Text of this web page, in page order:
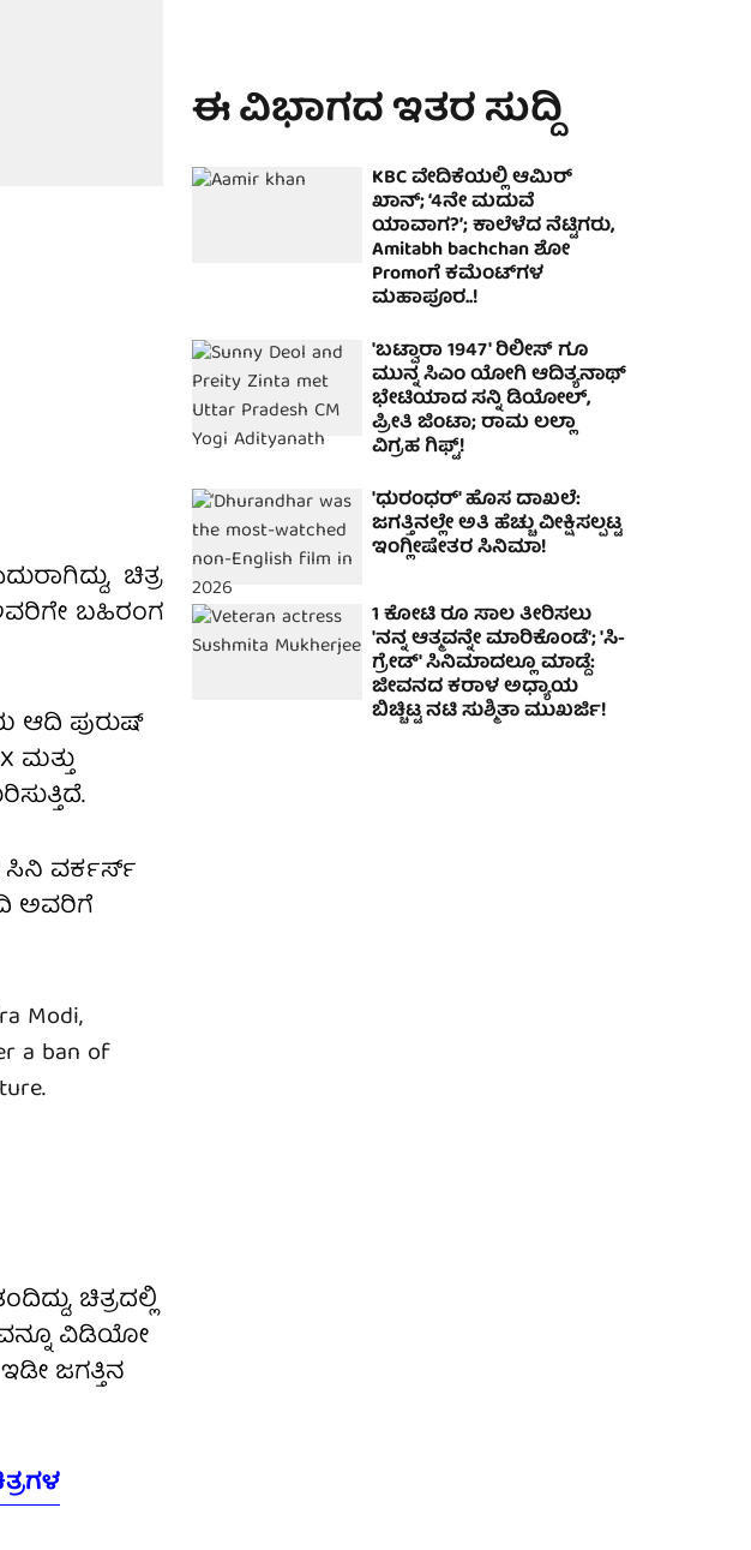
ಚಿತ್ರ
ಬಹಿರಂಗ
ಆದಿ ಪುರುಷ್
ಮತ್ತು
ಸಿನಿ ವರ್ಕರ್ಸ್
ಅವರಿಗೆ
Modi,
a ban of
ಚಿತ್ರದಲ್ಲಿ
ವಿಡಿಯೋ
ಜಗತ್ತಿನ
ಈ ವಿಭಾಗದ ಇತರ ಸುದ್ದಿ
KBC ವೇದಿಕೆಯಲ್ಲಿ ಆಮಿರ್
ಖಾನ್‌; ‘4ನೇ ಮದುವೆ
ಯಾವಾಗ?’; ಕಾಲೆಳೆದ ನೆಟ್ಟಿಗರು,
Amitabh bachchan ಶೋ
Promoಗೆ ಕಮೆಂಟ್‌ಗಳ
ಮಹಾಪೂರ..!
'ಬಟ್ವಾರಾ 1947' ರಿಲೀಸ್ ಗೂ
ಮುನ್ನ ಸಿಎಂ ಯೋಗಿ ಆದಿತ್ಯನಾಥ್
ಭೇಟಿಯಾದ ಸನ್ನಿ ಡಿಯೋಲ್,
ಪ್ರೀತಿ ಜಿಂಟಾ; ರಾಮ ಲಲ್ಲಾ
ವಿಗ್ರಹ ಗಿಫ್ಟ್!
'ಧುರಂಧರ್' ಹೊಸ ದಾಖಲೆ:
ಜಗತ್ತಿನಲ್ಲೇ ಅತಿ ಹೆಚ್ಚು ವೀಕ್ಷಿಸಲ್ಪಟ್ಟ
ಇಂಗ್ಲೀಷೇತರ ಸಿನಿಮಾ!
1 ಕೋಟಿ ರೂ ಸಾಲ ತೀರಿಸಲು
'ನನ್ನ ಆತ್ಮವನ್ನೇ ಮಾರಿಕೊಂಡೆ'; 'ಸಿ-
ಗ್ರೇಡ್' ಸಿನಿಮಾದಲ್ಲೂ ಮಾಡ್ದೆ:
ಜೀವನದ ಕರಾಳ ಅಧ್ಯಾಯ
ಬಿಚ್ಚಿಟ್ಟ ನಟಿ ಸುಶ್ಮಿತಾ ಮುಖರ್ಜಿ!